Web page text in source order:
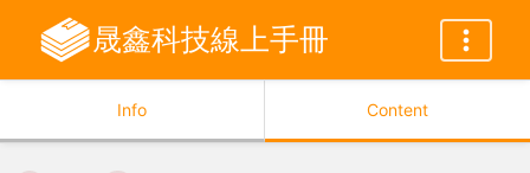
晟鑫科技線上手冊
Info Content